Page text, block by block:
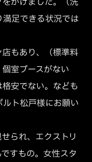
かけました。（洗
足できる状況では
もあり、（標準料
室ブースがない
格安でない。なども
ト松戸様にお願い
られ、エクストリ
すもの。女性スタ